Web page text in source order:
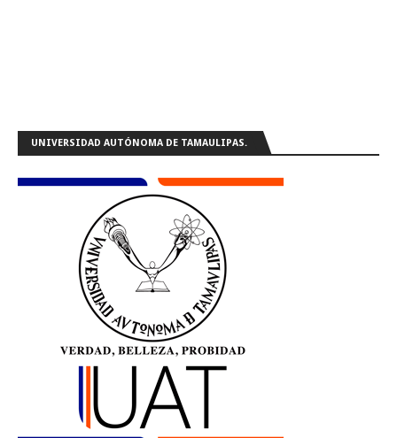
UNIVERSIDAD AUTÓNOMA DE TAMAULIPAS.